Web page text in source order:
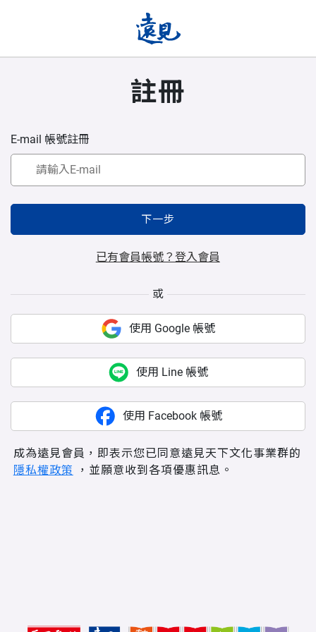
註冊
E-mail 帳號註冊
下一步
已有會員帳號？登入會員
或
使用 Google 帳號
使用 Line 帳號
使用 Facebook 帳號
成為遠見會員，即表示您已同意遠見天下文化事業群的
隱私權政策 ，並願意收到各項優惠訊息。